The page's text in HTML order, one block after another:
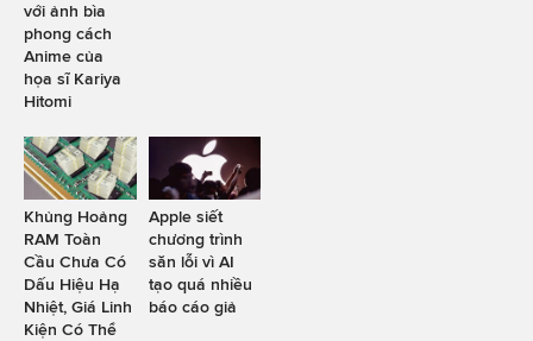
với ảnh bìa
phong cách
Anime của
họa sĩ Kariya
Hitomi
Khủng Hoảng
RAM Toàn
Cầu Chưa Có
Dấu Hiệu Hạ
Nhiệt, Giá Linh
Kiện Có Thể
Apple siết
chương trình
săn lỗi vì AI
tạo quá nhiều
báo cáo giả